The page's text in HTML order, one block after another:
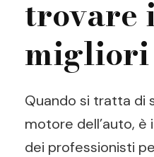
trovare
migliori
Quando si tratta di
motore dell’auto,
dei professionisti